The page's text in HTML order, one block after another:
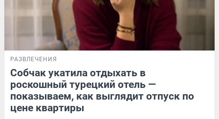
РАЗВЛЕЧЕНИЯ
Собчак укатила отдыхать в
роскошный турецкий отель —
показываем, как выглядит отпуск по
цене квартиры